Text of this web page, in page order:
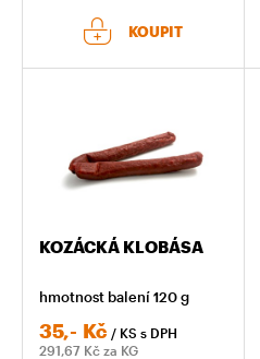
KOUPIT
KOZÁCKÁ KLOBÁSA
hmotnost balení 120 g
35,- Kč / KS s DPH
291,67 Kč za KG